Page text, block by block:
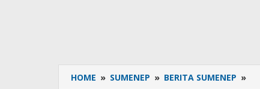
HOME » SUMENEP » BERITA SUMENEP »